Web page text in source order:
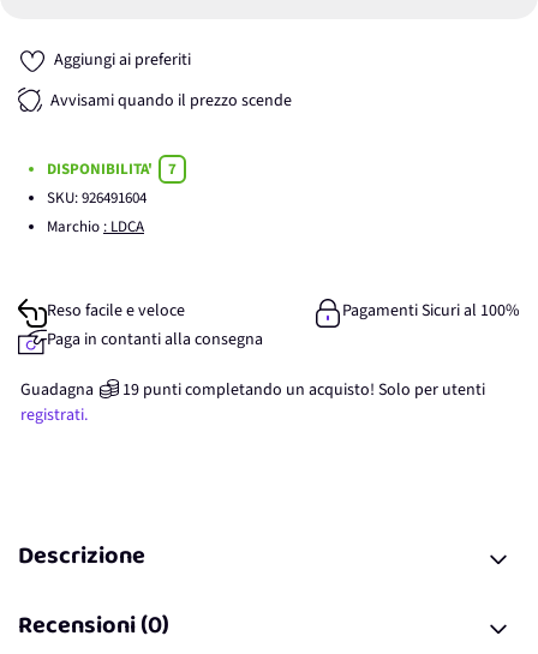
Aggiungi ai preferiti
Avvisami quando il prezzo scende
DISPONIBILITA'
7
SKU:926491604
Marchio : LDCA
Reso facile e veloce
Pagamenti Sicuri al 100%
Paga in contanti alla consegna
Guadagna 19 punticompletando un acquisto! Solo per utenti
registrati.
Descrizione
Recensioni (0)